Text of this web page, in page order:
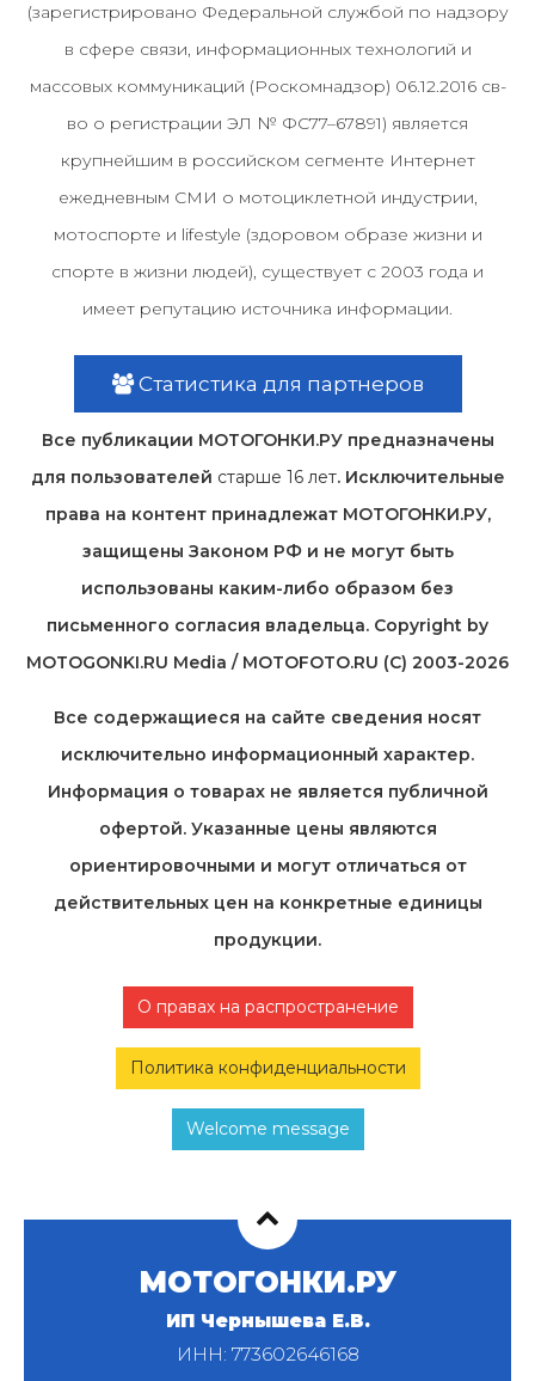
(зарегистрировано Федеральной службой по надзору
в сфере связи, информационных технологий и
массовых коммуникаций (Роскомнадзор) 06.12.2016 св-
во о регистрации ЭЛ № ФС77–67891) является
крупнейшим в российском сегменте Интернет
ежедневным СМИ о мотоциклетной индустрии,
мотоспорте и lifestyle (здоровом образе жизни и
спорте в жизни людей), существует с 2003 года и
имеет репутацию источника информации.
Статистика для партнеров
Все публикации МОТОГОНКИ.РУ предназначены
для пользователей старше 16 лет. Исключительные
права на контент принадлежат МОТОГОНКИ.РУ,
защищены Законом РФ и не могут быть
использованы каким-либо образом без
письменного согласия владельца. Copyright by
MOTOGONKI.RU Media / MOTOFOTO.RU (C) 2003-2026
Все содержащиеся на cайте сведения носят
исключительно информационный характер.
Информация о товарах не является публичной
офертой. Указанные цены являются
ориентировочными и могут отличаться от
действительных цен на конкретные единицы
продукции.
О правах на распространение
Политика конфиденциальности
Welcome message
МОТОГОНКИ.РУ
ИП Чернышева Е.В.
ИНН: 773602646168